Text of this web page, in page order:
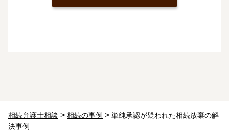
相続弁護士相談 > 相続の事例 > 単純承認が疑われた相続放棄の解
決事例